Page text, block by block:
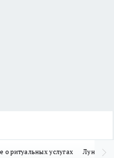
о ритуальных услугах Лунно-